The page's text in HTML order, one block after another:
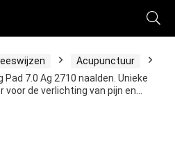
Acupunctuur
Pad 7.0 Ag 2710 naalden. Unieke
de verlichting van pijn en…